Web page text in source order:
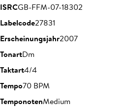
ISRCGB-FFM-07-18302
Labelcode27831
Erscheinungsjahr2007
TonartDm
Taktart4/4
Tempo70 BPM
TemponotenMedium